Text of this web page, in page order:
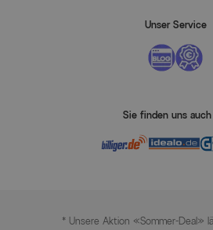
Unser Service
Sie finden uns auch
* Unsere Aktion «Sommer-Deal»